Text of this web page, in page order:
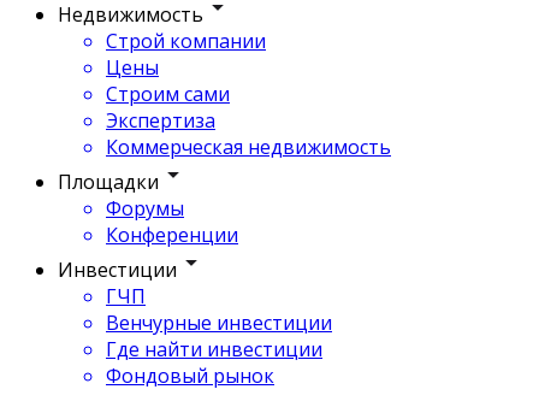
Недвижимость
Строй компании
Цены
Строим сами
Экспертиза
Коммерческая недвижимость
Площадки
Форумы
Конференции
Инвестиции
ГЧП
Венчурные инвестиции
Где найти инвестиции
Фондовый рынок